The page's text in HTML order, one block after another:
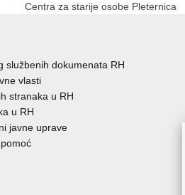
Centra za starije osobe Pleternica
službenih dokumenata RH
vlasti
stranaka u RH
u RH
javne uprave